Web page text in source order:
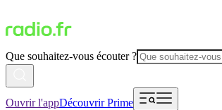
Que souhaitez-vous écouter ?
Ouvrir l'appDécouvrir Prime